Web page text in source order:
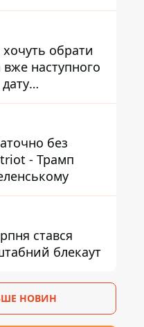
обрати
наступного
без
- Трамп
стався
блекаут
НОВИН